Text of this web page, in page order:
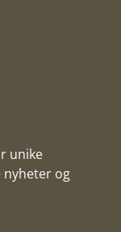
unike
nyheter og